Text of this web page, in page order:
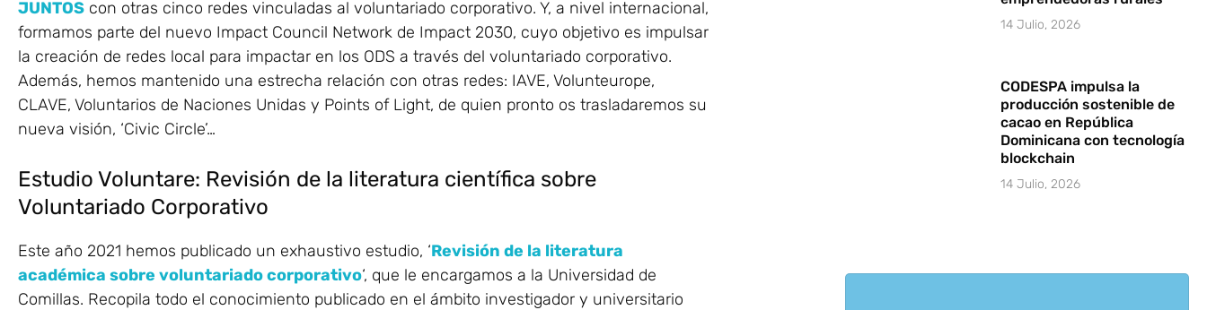
JUNTOS con otras cinco redes vinculadas al voluntariado corporativo. Y, a nivel internacional,
formamos parte del nuevo Impact Council Network de Impact 2030, cuyo objetivo es impulsar
la creación de redes local para impactar en los ODS a través del voluntariado corporativo.
Además, hemos mantenido una estrecha relación con otras redes: IAVE, Volunteurope,
CLAVE, Voluntarios de Naciones Unidas y Points of Light, de quien pronto os trasladaremos su
nueva visión, ‘Civic Circle’…
Estudio Voluntare: Revisión de la literatura científica sobre
Voluntariado Corporativo
Este año 2021 hemos publicado un exhaustivo estudio, ‘Revisión de la literatura
académica sobre voluntariado corporativo‘, que le encargamos a la Universidad de
Comillas. Recopila todo el conocimiento publicado en el ámbito investigador y universitario
14 Julio, 2026
CODESPA impulsa la
producción sostenible de
cacao en República
Dominicana con tecnología
blockchain
14 Julio, 2026